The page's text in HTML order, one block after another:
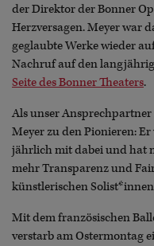
der Direktor der Bonner
Herzversagen. Meyer war
geglaubte Werke wieder
Nachruf auf den
Seite des Bonner Theaters.
Als unser
Meyer zu den Pionieren:
jährlich mit dabei und hat
mehr Transparenz und
künstlerischen
Mit dem französischen
verstarb am Ostermontag